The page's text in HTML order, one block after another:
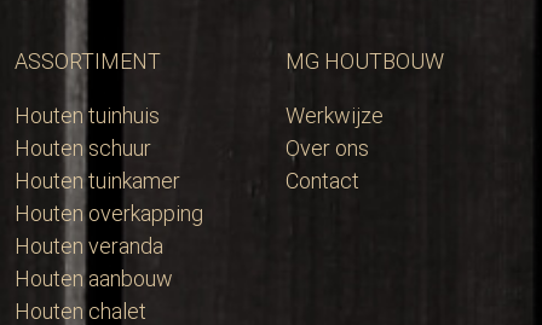
ASSORTIMENT
Houten tuinhuis
Houten schuur
Houten tuinkamer
Houten overkapping
Houten veranda
Houten aanbouw
Houten chalet
MG HOUTBOUW
Werkwijze
Over ons
Contact